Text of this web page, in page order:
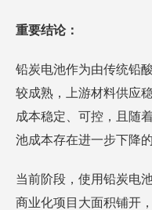
重要结论：
铅炭电池作为由传统铅
较成熟，上游材料供应
成本稳定、可控，且随
池成本存在进一步下降的
当前阶段，使用铅炭电
商业化项目大面积铺开